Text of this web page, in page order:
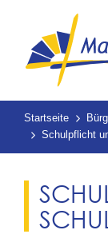
Startseite
Schulpflicht